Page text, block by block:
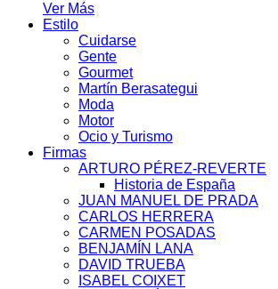
Ver Más
Estilo
Cuidarse
Gente
Gourmet
Martín Berasategui
Moda
Motor
Ocio y Turismo
Firmas
ARTURO PÉREZ-REVERTE
Historia de España
JUAN MANUEL DE PRADA
CARLOS HERRERA
CARMEN POSADAS
BENJAMÍN LANA
DAVID TRUEBA
ISABEL COIXET